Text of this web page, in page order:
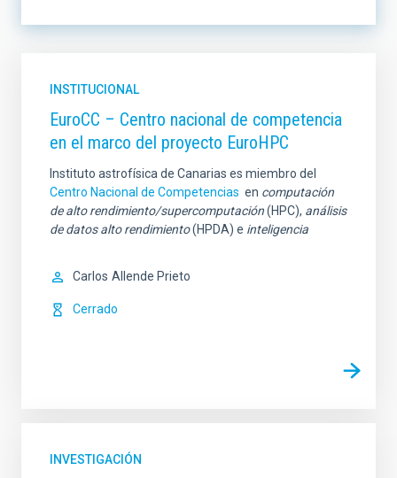
LÍNEA DE INVESTIGACIÓN
LÍNEA IACTEC ORDENAR POR
ORDEN
INSTITUCIONAL
EuroCC – Centro nacional de competencia
en el marco del proyecto EuroHPC
Instituto astrofísica de Canarias es miembro del
Centro Nacional de Competencias en computación
de alto rendimiento/supercomputación(HPC), análisis
de datos alto rendimiento(HPDA) e inteligencia
Carlos Allende Prieto
Cerrado
INVESTIGACIÓN